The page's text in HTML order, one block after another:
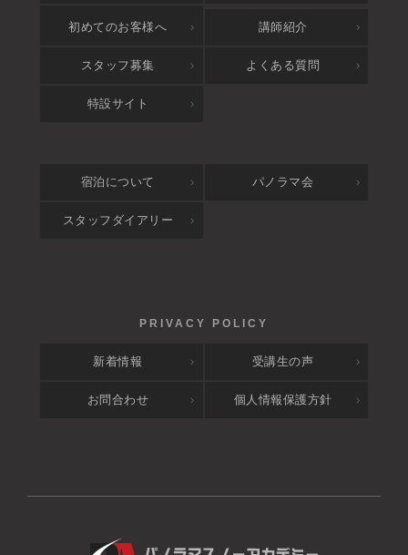
アクセス
初めてのお客様へ 講師紹介
スタッフ募集 よくある質問
特設サイト
宿泊について パノラマ会
スタッフダイアリー
新着情報 受講生の声
お問合わせ 個人情報保護方針